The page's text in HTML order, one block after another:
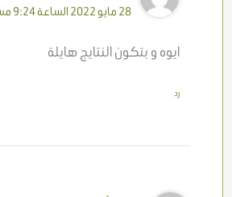
28 مايو 2022 الساعة 9:24 مساءً
ايوه و بتكون النتايج هايلة
رد